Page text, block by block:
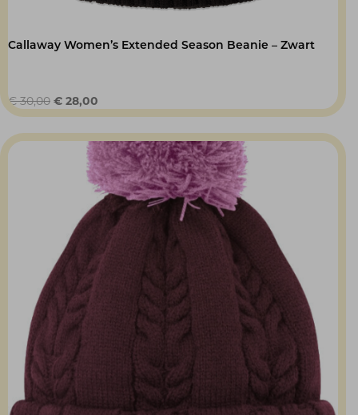
Callaway Women’s Extended Season Beanie – Zwart
€30,00 Oorspronkelijke
prijs
was:
€ 30,00.
€ 28,00
prijs
is:
€ 28,00.